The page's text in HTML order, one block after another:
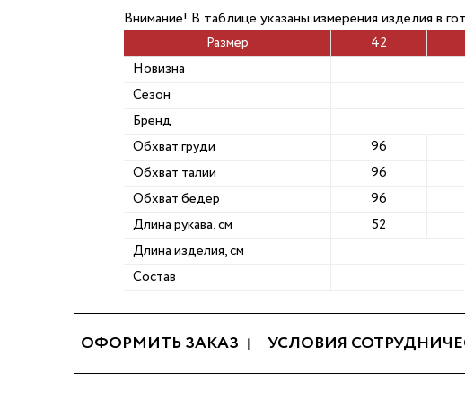
Внимание! В таблице указаны измерения изделия в
Размер 42
Новизна
Сезон
Бренд
Обхват груди
96
Обхват талии
96
Обхват бедер
96
Длина рукава, см
52
Длина изделия, см
Состав
ОФОРМИТЬ ЗАКАЗ УСЛОВИЯ